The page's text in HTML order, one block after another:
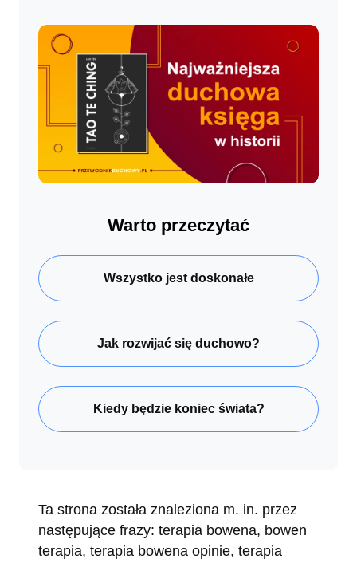
Warto przeczytać
Wszystko jest doskonałe
Jak rozwijać się duchowo?
Kiedy będzie koniec świata?
Ta strona została znaleziona m. in. przez
następujące frazy: terapia bowena, bowen
terapia, terapia bowena opinie, terapia